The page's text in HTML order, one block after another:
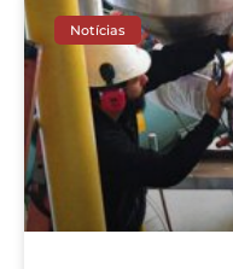
Notícias